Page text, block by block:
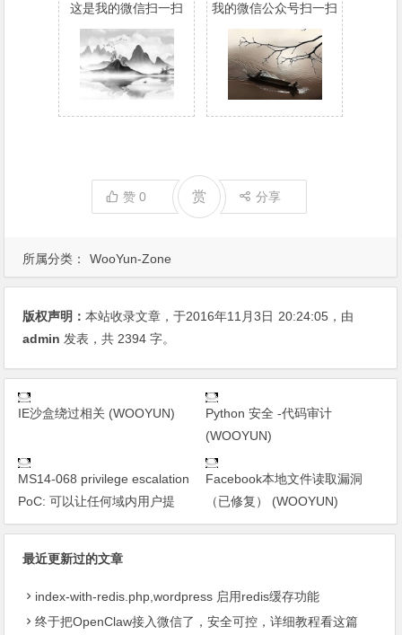
所属分类： WooYun-Zone
这是我的微信扫一扫
我的微信公众号扫一扫
赞0 赏 分享
版权声明：本站收录文章，于2016年11月3日 20:24:05 ，由
admin 发表，共 2394 字。
IE沙盒绕过相关 (WOOYUN)
Python 安全 -代码审计
(WOOYUN)
MS14-068 privilege escalation
PoC: 可以让任何域内用户提
Facebook本地文件读取漏洞
（已修复） (WOOYUN)
最近更新过的文章
index-with-redis.php,wordpress 启用redis缓存功能
终于把OpenClaw接入微信了，安全可控，详细教程看这篇